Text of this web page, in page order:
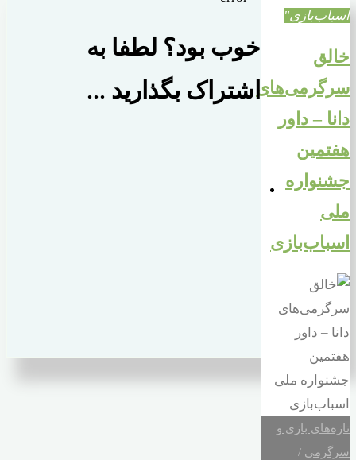
اسباب‌بازی"
خالق
سرگرمی‌های
دانا – داور
هفتمین
جشنواره
ملی
اسباب‌بازی
تازه‌های بازی و
سرگرمی /
خوب بود؟ لطفا به
اشتراک بگذارید ...